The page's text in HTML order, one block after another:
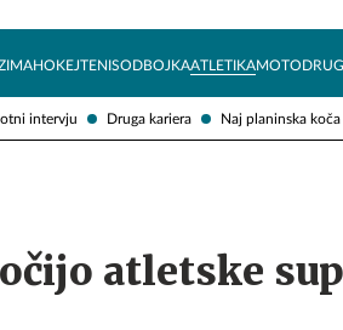
intervju Druga kariera Naj planinska koča
HOKEJTENISODBOJKAATLETIKAMOTO
atletske